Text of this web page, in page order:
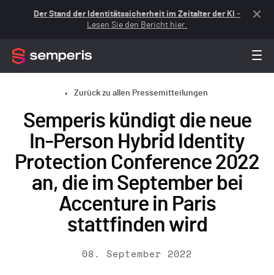
Der Stand der Identitätssicherheit im Zeitalter der KI –
Lesen Sie den Bericht hier.
Zurück zu allen Pressemitteilungen
Semperis kündigt die neue
In-Person Hybrid Identity
Protection Conference 2022
an, die im September bei
Accenture in Paris
stattfinden wird
08. September 2022